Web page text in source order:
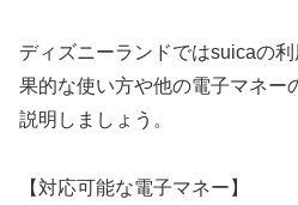
ディズニーランドではsuicaの
果的な使い方や他の電子マネー
説明しましょう。
【対応可能な電子マネー】